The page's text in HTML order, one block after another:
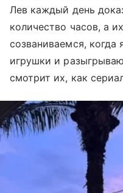
Лев каждый день
количество часов, а
созваниваемся, когда
игрушки и
смотрит их, как